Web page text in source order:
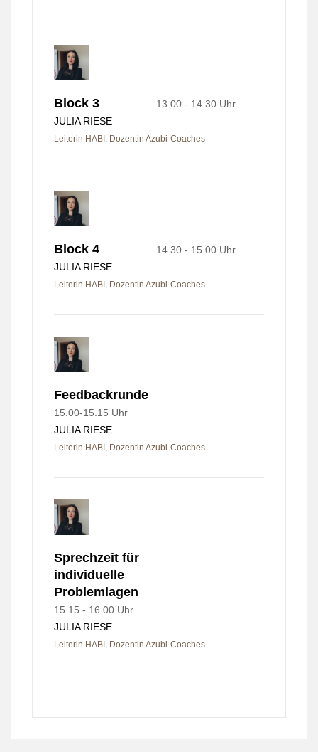
Block 3
13.00 - 14.30 Uhr
JULIA RIESE
Leiterin HABI, Dozentin Azubi-Coaches
Block 4
14.30 - 15.00 Uhr
JULIA RIESE
Leiterin HABI, Dozentin Azubi-Coaches
Feedbackrunde
15.00-15.15 Uhr
JULIA RIESE
Leiterin HABI, Dozentin Azubi-Coaches
Sprechzeit für
individuelle
Problemlagen
15.15 - 16.00 Uhr
JULIA RIESE
Leiterin HABI, Dozentin Azubi-Coaches